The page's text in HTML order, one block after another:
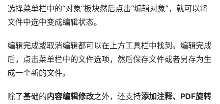
选择菜单栏中的“对象”板块然后点击“编辑对象”，就可以将
文件中选中变成编辑状态。
编辑完成或取消编辑都可以在上方工具栏中找到。编辑完成
后，点击菜单栏中的文件选项，然后保存文件或者另存为生
成一个新的文件。
除了基础的内容编辑修改之外，还支持添加注释、PDF旋转